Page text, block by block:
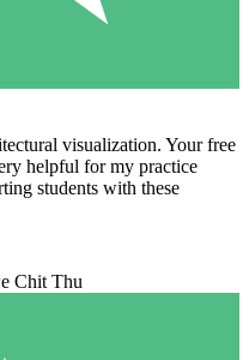
visualization. Your free
helpful for my practice
students with these
Chit Thu